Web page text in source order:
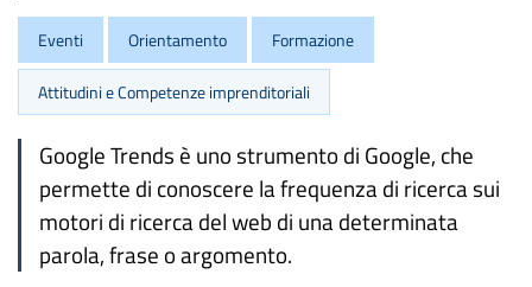
Eventi Orientamento Formazione
Attitudini e Competenze imprenditoriali
Google Trends è uno strumento di Google, che
permette di conoscere la frequenza di ricerca sui
motori di ricerca del web di una determinata
parola, frase o argomento.